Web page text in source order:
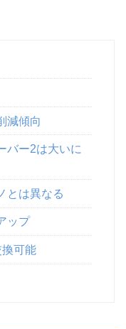
減傾向
バー2は大いに
とは異なる
ップ
可能